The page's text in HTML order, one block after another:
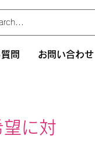
問 お問い合わせ
に対